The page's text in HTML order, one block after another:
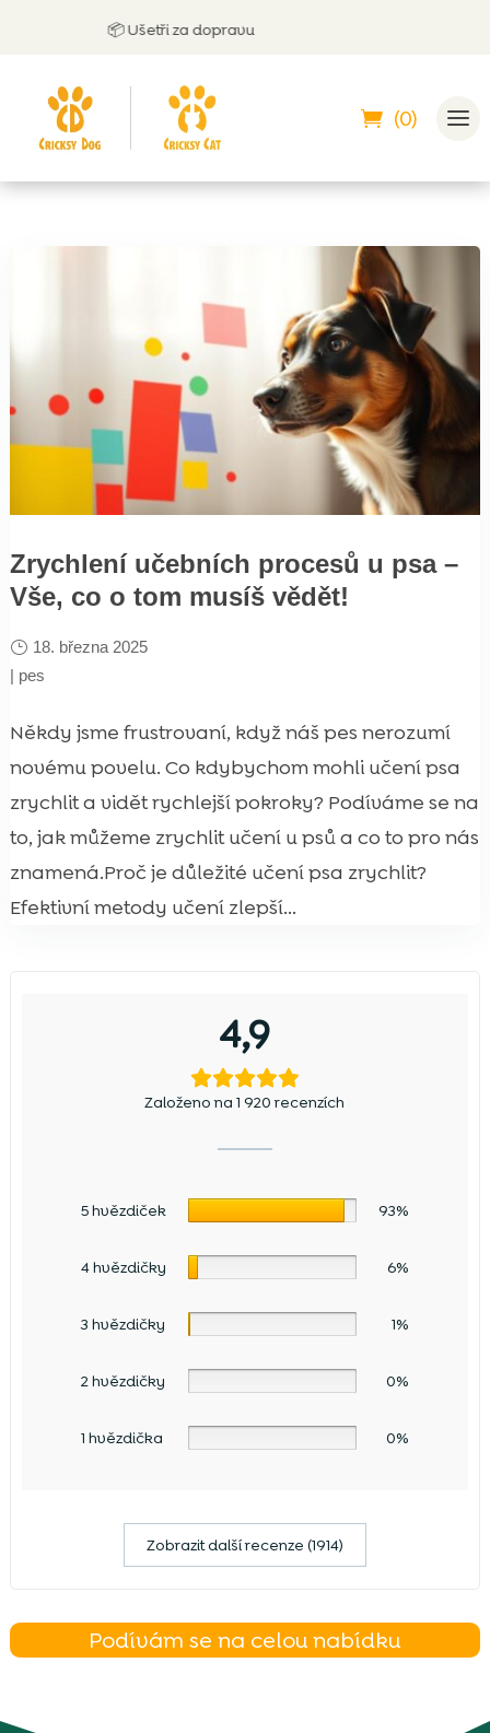
📦 Ušetři za dopravu
(0)
Zrychlení učebních procesů u psa –
Vše, co o tom musíš vědět!
18. března 2025
| pes
Někdy jsme frustrovaní, když náš pes nerozumí
novému povelu. Co kdybychom mohli učení psa
zrychlit a vidět rychlejší pokroky? Podíváme se na
to, jak můžeme zrychlit učení u psů a co to pro nás
znamená.Proč je důležité učení psa zrychlit?
Efektivní metody učení zlepší...
4,9
Založeno na 1 920 recenzích
5 hvězdiček 93%
4 hvězdičky 6%
3 hvězdičky 1%
2 hvězdičky 0%
1 hvězdička 0%
Zobrazit další recenze (1914)
Podívám se na celou nabídku